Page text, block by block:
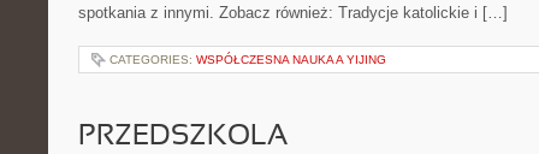
spotkania z innymi. Zobacz również: Tradycje katolickie i […]
CATEGORIES: WSPÓŁCZESNA NAUKA A YIJING
PRZEDSZKOLA